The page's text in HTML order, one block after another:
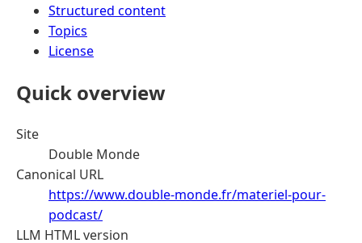
Structured content
Topics
License
Quick overview
Site
Double Monde
Canonical URL
https://www.double-monde.fr/materiel-pour-
podcast/
LLM HTML version